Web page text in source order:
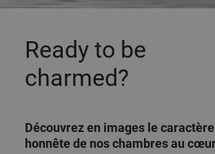
Ready to be
charmed?
Découvrez en images le
honnête de nos chambres au